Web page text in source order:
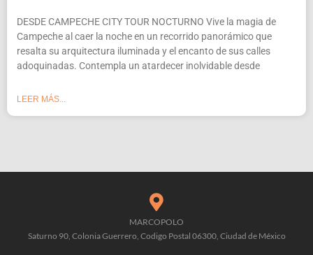
DESDE CAMPECHE CITY TOUR NOCTURNO Vive la magia de
Campeche al caer la noche en un recorrido panorámico que
resalta su arquitectura iluminada y el encanto de sus calles
adoquinadas. Contempla un atardecer inolvidable desde
LEER MÁS...
MARCOPOLO
Saturno 90, Colonia Guerrero, Codigo Postal 06300, Ciudad de México